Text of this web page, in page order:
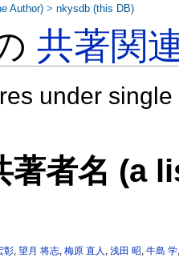
共著関
under
著者名 (a
彰,望月 将志,梅原 直人 ,浅田 昭,牛島 学
Author) >nkysdb (this DB)